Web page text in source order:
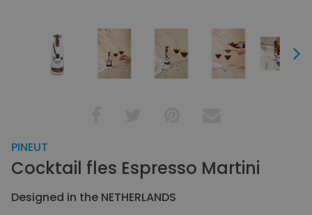
Next
PINEUT
Cocktail fles Espresso Martini
Designed in the NETHERLANDS